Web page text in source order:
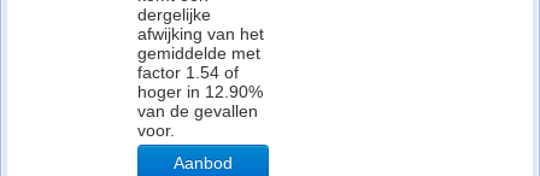
dergelijke
afwijking van het
gemiddelde met
factor 1.54 of
hoger in 12.90%
van de gevallen
voor.
Aanbod